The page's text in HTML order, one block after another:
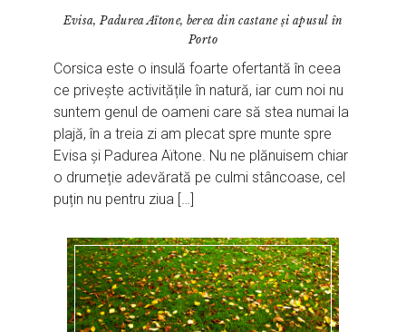
Evisa, Padurea Aïtone, berea din castane și apusul în
Porto
Corsica este o insulă foarte ofertantă în ceea
ce privește activitățile în natură, iar cum noi nu
suntem genul de oameni care să stea numai la
plajă, în a treia zi am plecat spre munte spre
Evisa și Padurea Aïtone. Nu ne plănuisem chiar
o drumeție adevărată pe culmi stâncoase, cel
puțin nu pentru ziua […]